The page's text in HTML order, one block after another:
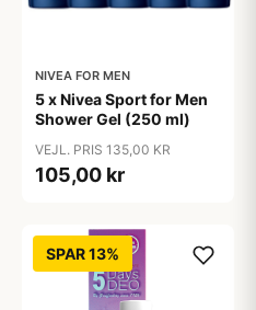
NIVEA FOR MEN
5 x Nivea Sport for Men
Shower Gel (250 ml)
VEJL. PRIS 135,00 KR
105,00 kr
SPAR 13%